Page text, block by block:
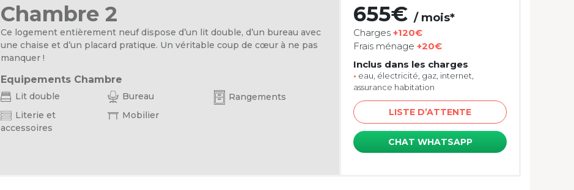
Chambre 2
Ce logement entièrement neuf dispose d’un lit double, d’un bureau avec
une chaise et d’un placard pratique. Un véritable coup de cœur à ne pas
manquer !
Equipements Chambre
Lit double Bureau
Rangements
Literie et
accessoires
Mobilier
655€ / mois*
Charges +120€
Frais ménage +20€
Inclus dans les charges
• eau, électricité, gaz, internet,
assurance habitation
LISTE D’ATTENTE
CHAT WHATSAPP